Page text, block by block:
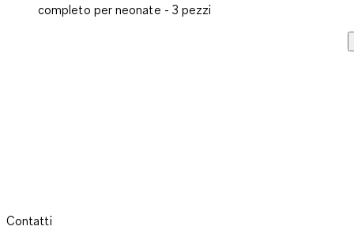
completo per neonate - 3 pezzi
Contatti